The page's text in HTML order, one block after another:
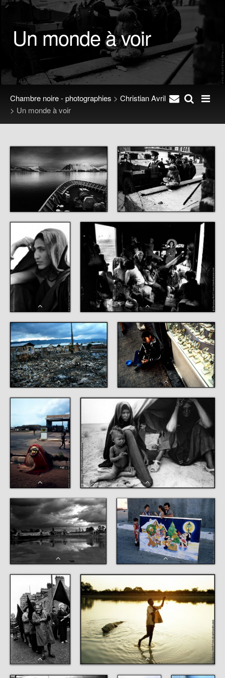
Un monde à voir
Chambre noire - photographies > Christian Avril
> Un monde à voir